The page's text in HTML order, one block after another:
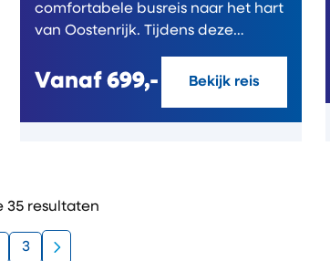
comfortabele busreis naar het hart
van Oostenrijk. Tijdens deze
Vanaf 699,- Bekijk reis
35 resultaten
3